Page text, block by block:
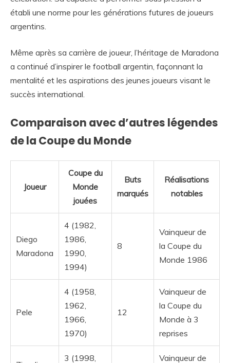
établi une norme pour les générations futures de joueurs
argentins.
Même après sa carrière de joueur, l’héritage de Maradona
a continué d’inspirer le football argentin, façonnant la
mentalité et les aspirations des jeunes joueurs visant le
succès international.
Comparaison avec d’autres légendes
de la Coupe du Monde
Joueur
Coupe du
Monde
jouées
Buts
marqués
Réalisations
notables
Diego
Maradona
4 (1982,
1986,
1990,
1994)
8
Vainqueur de
la Coupe du
Monde 1986
Pele
4 (1958,
1962,
1966,
1970)
12
Vainqueur de
la Coupe du
Monde à 3
reprises
3 (1998, Vainqueur de